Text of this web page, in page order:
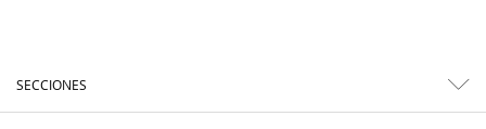
SECCIONES